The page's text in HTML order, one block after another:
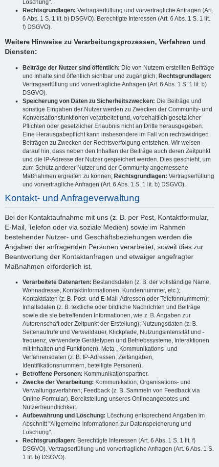
Löschung".
Rechtsgrundlagen: Vertragserfüllung und vorvertragliche Anfragen (Art.
6 Abs. 1 S. 1 lit. b) DSGVO). Berechtigte Interessen (Art. 6 Abs. 1 S. 1 lit.
f) DSGVO).
Weitere Hinweise zu Verarbeitungsprozessen, Verfahren und
Diensten:
Beiträge der Nutzer sind öffentlich: Die von Nutzern erstellten Beiträge
und Inhalte sind öffentlich sichtbar und zugänglich; Rechtsgrundlagen:
Vertragserfüllung und vorvertragliche Anfragen (Art. 6 Abs. 1 S. 1 lit. b)
DSGVO).
Speicherung von Daten zu Sicherheitszwecken: Die Beiträge und
sonstige Eingaben der Nutzer werden zu Zwecken der Community- und
Konversationsfunktionen verarbeitet und, vorbehaltlich gesetzlicher
Pflichten oder gesetzlicher Erlaubnis nicht an Dritte herausgegeben.
Eine Herausgabepflicht kann insbesondere im Fall von rechtswidrigen
Beiträgen zu Zwecken der Rechtsverfolgung entstehen. Wir weisen
darauf hin, dass neben den Inhalten der Beiträge auch deren Zeitpunkt
und die IP-Adresse der Nutzer gespeichert werden. Dies geschieht, um
zum Schutz anderer Nutzer und der Community angemessene
Maßnahmen ergreifen zu können; Rechtsgrundlagen: Vertragserfüllung
und vorvertragliche Anfragen (Art. 6 Abs. 1 S. 1 lit. b) DSGVO).
Kontakt- und Anfrageverwaltung
Bei der Kontaktaufnahme mit uns (z. B. per Post, Kontaktformular,
E-Mail, Telefon oder via soziale Medien) sowie im Rahmen
bestehender Nutzer- und Geschäftsbeziehungen werden die
Angaben der anfragenden Personen verarbeitet, soweit dies zur
Beantwortung der Kontaktanfragen und etwaiger angefragter
Maßnahmen erforderlich ist.
Verarbeitete Datenarten: Bestandsdaten (z. B. der vollständige Name,
Wohnadresse, Kontaktinformationen, Kundennummer, etc.);
Kontaktdaten (z. B. Post- und E-Mail-Adressen oder Telefonnummern);
Inhaltsdaten (z. B. textliche oder bildliche Nachrichten und Beiträge
sowie die sie betreffenden Informationen, wie z. B. Angaben zur
Autorenschaft oder Zeitpunkt der Erstellung); Nutzungsdaten (z. B.
Seitenaufrufe und Verweildauer, Klickpfade, Nutzungsintensität und -
frequenz, verwendete Gerätetypen und Betriebssysteme, Interaktionen
mit Inhalten und Funktionen). Meta-, Kommunikations- und
Verfahrensdaten (z. B. IP-Adressen, Zeitangaben,
Identifikationsnummern, beteiligte Personen).
Betroffene Personen: Kommunikationspartner.
Zwecke der Verarbeitung: Kommunikation; Organisations- und
Verwaltungsverfahren; Feedback (z. B. Sammeln von Feedback via
Online-Formular). Bereitstellung unseres Onlineangebotes und
Nutzerfreundlichkeit.
Aufbewahrung und Löschung: Löschung entsprechend Angaben im
Abschnitt "Allgemeine Informationen zur Datenspeicherung und
Löschung".
Rechtsgrundlagen: Berechtigte Interessen (Art. 6 Abs. 1 S. 1 lit. f)
DSGVO). Vertragserfüllung und vorvertragliche Anfragen (Art. 6 Abs. 1 S.
1 lit. b) DSGVO).